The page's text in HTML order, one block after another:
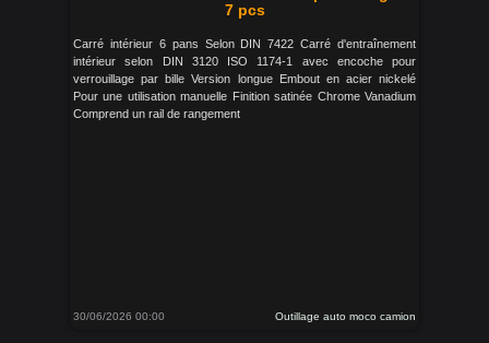
7 pcs
Carré intérieur 6 pans Selon DIN 7422 Carré d'entraînement
intérieur selon DIN 3120 ISO 1174-1 avec encoche pour
verrouillage par bille Version longue Embout en acier nickelé
Pour une utilisation manuelle Finition satinée Chrome Vanadium
Comprend un rail de rangement
30/06/2026 00:00 Outillage auto moco camion